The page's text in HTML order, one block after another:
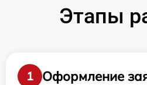
Этапы
1
Оформление